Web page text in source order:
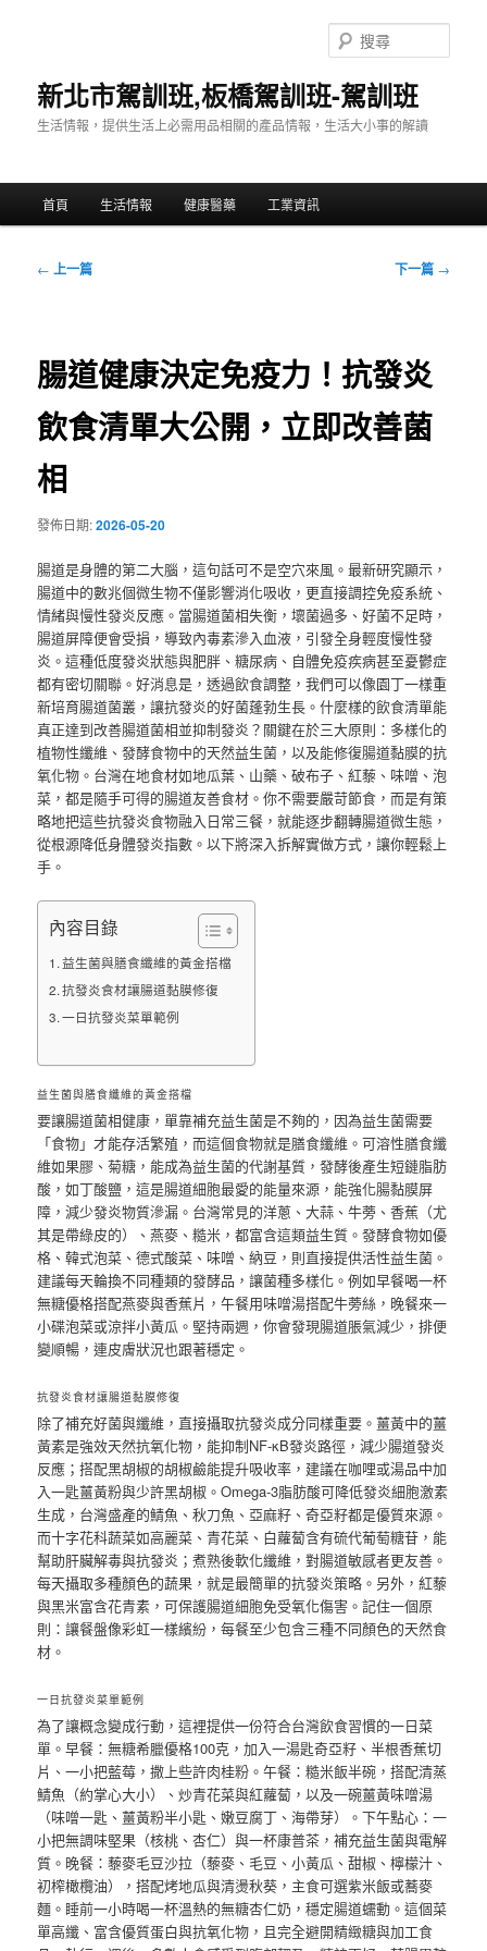
新北市駕訓班,板橋駕訓班-駕訓班
生活情報，提供生活上必需用品相關的產品情報，生活大小事的解讀
尋
首頁 生活情報 健康醫藥 工業資訊
文
← 上一篇 下一篇 →
腸道健康決定免疫力！抗發炎
飲食清單大公開，立即改善菌
相
發佈日期:2026-05-20
腸道是身體的第二大腦，這句話可不是空穴來風。最新研究顯示，
腸道中的數兆個微生物不僅影響消化吸收，更直接調控免疫系統、
情緒與慢性發炎反應。當腸道菌相失衡，壞菌過多、好菌不足時，
腸道屏障便會受損，導致內毒素滲入血液，引發全身輕度慢性發
炎。這種低度發炎狀態與肥胖、糖尿病、自體免疫疾病甚至憂鬱症
都有密切關聯。好消息是，透過飲食調整，我們可以像園丁一樣重
新培育腸道菌叢，讓抗發炎的好菌蓬勃生長。什麼樣的飲食清單能
真正達到改善腸道菌相並抑制發炎？關鍵在於三大原則：多樣化的
植物性纖維、發酵食物中的天然益生菌，以及能修復腸道黏膜的抗
氧化物。台灣在地食材如地瓜葉、山藥、破布子、紅藜、味噌、泡
菜，都是隨手可得的腸道友善食材。你不需要嚴苛節食，而是有策
略地把這些抗發炎食物融入日常三餐，就能逐步翻轉腸道微生態，
從根源降低身體發炎指數。以下將深入拆解實做方式，讓你輕鬆上
手。
內容目錄
益生菌與膳食纖維的黃金搭檔
抗發炎食材讓腸道黏膜修復
一日抗發炎菜單範例
益生菌與膳食纖維的黃金搭檔
要讓腸道菌相健康，單靠補充益生菌是不夠的，因為益生菌需要
「食物」才能存活繁殖，而這個食物就是膳食纖維。可溶性膳食纖
維如果膠、菊糖，能成為益生菌的代謝基質，發酵後產生短鏈脂肪
酸，如丁酸鹽，這是腸道細胞最愛的能量來源，能強化腸黏膜屏
障，減少發炎物質滲漏。台灣常見的洋蔥、大蒜、牛蒡、香蕉（尤
其是帶綠皮的）、燕麥、糙米，都富含這類益生質。發酵食物如優
格、韓式泡菜、德式酸菜、味噌、納豆，則直接提供活性益生菌。
建議每天輪換不同種類的發酵品，讓菌種多樣化。例如早餐喝一杯
無糖優格搭配燕麥與香蕉片，午餐用味噌湯搭配牛蒡絲，晚餐來一
小碟泡菜或涼拌小黃瓜。堅持兩週，你會發現腸道脹氣減少，排便
變順暢，連皮膚狀況也跟著穩定。
抗發炎食材讓腸道黏膜修復
除了補充好菌與纖維，直接攝取抗發炎成分同樣重要。薑黃中的薑
黃素是強效天然抗氧化物，能抑制NF-κB發炎路徑，減少腸道發炎
反應；搭配黑胡椒的胡椒鹼能提升吸收率，建議在咖哩或湯品中加
入一匙薑黃粉與少許黑胡椒。Omega-3脂肪酸可降低發炎細胞激素
生成，台灣盛產的鯖魚、秋刀魚、亞麻籽、奇亞籽都是優質來源。
而十字花科蔬菜如高麗菜、青花菜、白蘿蔔含有硫代葡萄糖苷，能
幫助肝臟解毒與抗發炎；煮熟後軟化纖維，對腸道敏感者更友善。
每天攝取多種顏色的蔬果，就是最簡單的抗發炎策略。另外，紅藜
與黑米富含花青素，可保護腸道細胞免受氧化傷害。記住一個原
則：讓餐盤像彩虹一樣繽紛，每餐至少包含三種不同顏色的天然食
材。
一日抗發炎菜單範例
為了讓概念變成行動，這裡提供一份符合台灣飲食習慣的一日菜
單。早餐：無糖希臘優格100克，加入一湯匙奇亞籽、半根香蕉切
片、一小把藍莓，撒上些許肉桂粉。午餐：糙米飯半碗，搭配清蒸
鯖魚（約掌心大小）、炒青花菜與紅蘿蔔，以及一碗薑黃味噌湯
（味噌一匙、薑黃粉半小匙、嫩豆腐丁、海帶芽）。下午點心：一
小把無調味堅果（核桃、杏仁）與一杯康普茶，補充益生菌與電解
質。晚餐：藜麥毛豆沙拉（藜麥、毛豆、小黃瓜、甜椒、檸檬汁、
初榨橄欖油），搭配烤地瓜與清燙秋葵，主食可選紫米飯或蕎麥
麵。睡前一小時喝一杯溫熱的無糖杏仁奶，穩定腸道蠕動。這個菜
單高纖、富含優質蛋白與抗氧化物，且完全避開精緻糖與加工食